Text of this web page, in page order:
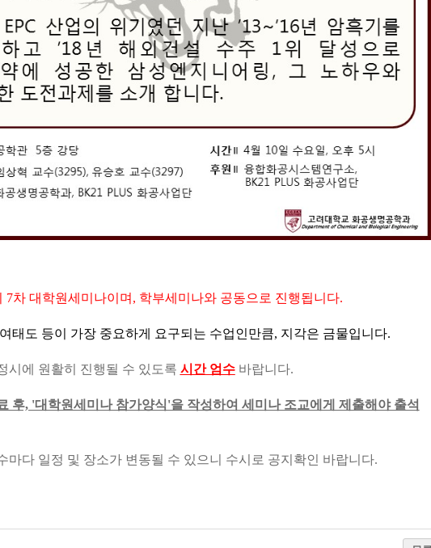
7차 대학원세미나이며, 학부세미나와 공동으로 진행됩니다.
태도 등이 가장 중요하게 요구되는 수업인만큼, 지각은 금물입니다.
에 원활히 진행될 수 있도록 시간 엄수바랍니다.
후, '대학원세미나 참가양식'을 작성하여 세미나 조교에게 제출해야 출석
마다 일정 및 장소가 변동될 수 있으니 수시로 공지확인 바랍니다.